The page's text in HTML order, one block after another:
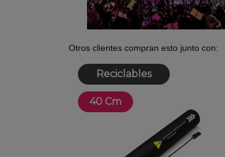
Otros clientes compran esto junto con:
40 Cm
Reciclables